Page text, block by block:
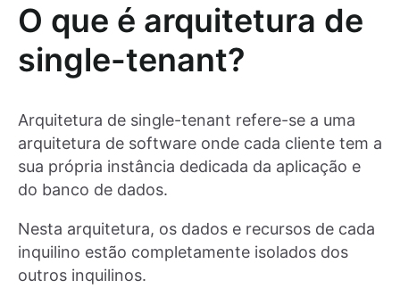
O que é arquitetura de
single-tenant?
Arquitetura de single-tenant refere-se a uma
arquitetura de software onde cada cliente tem a
sua própria instância dedicada da aplicação e
do banco de dados.
Nesta arquitetura, os dados e recursos de cada
inquilino estão completamente isolados dos
outros inquilinos.